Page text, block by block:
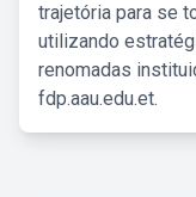
trajetória para se
utilizando
renomadas
fdp.aau.edu.et.